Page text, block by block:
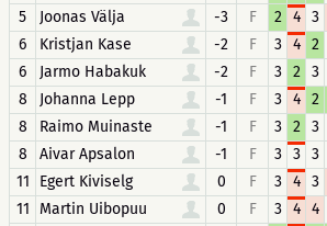
5
Joonas Välja -3 F 2 4 3
6
Kristjan Kase -2 F 3 4 2
6
Jarmo Habakuk -2 F 3 2 3
8
Johanna Lepp -1 F 3 4 2
8
Raimo Muinaste -1 F 3 2 3
8
Aivar Apsalon -1 F 3 3 3
11
Egert Kiviselg 0 F 3 4 3
11
Martin Uibopuu 0 F 3 4 4